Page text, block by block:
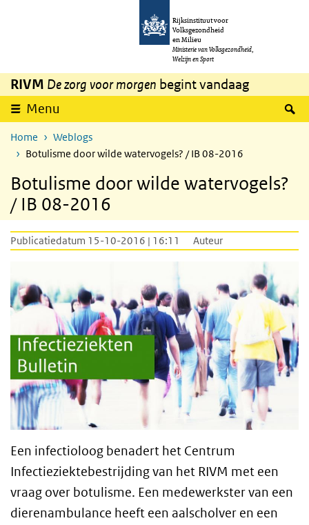
Overslaan en naar de inhoud gaan
Rijksinstituut voor
Volksgezondheid
en Milieu
Ministerie van Volksgezondheid,
Welzijn en Sport
RIVM De zorg voor morgen begint vandaag
Menu
Home
Weblogs
Botulisme door wilde watervogels? / IB 08-2016
Botulisme door wilde watervogels?
/ IB 08-2016
Publicatiedatum 15-10-2016 | 16:11 Auteur
Een infectioloog benadert het Centrum
Infectieziektebestrijding van het RIVM met een
vraag over botulisme. Een medewerkster van een
dierenambulance heeft een aalscholver en een